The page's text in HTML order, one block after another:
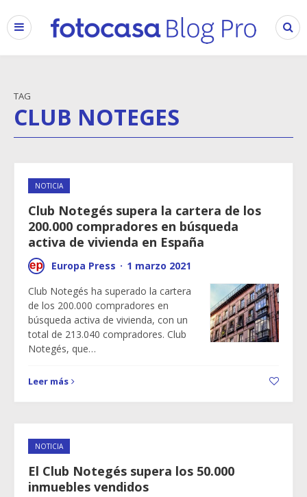
TAG
CLUB NOTEGES
NOTICIA
Club Notegés supera la cartera de los
200.000 compradores en búsqueda
activa de vivienda en España
Europa Press · 1 marzo 2021
Club Notegés ha superado la cartera
de los 200.000 compradores en
búsqueda activa de vivienda, con un
total de 213.040 compradores. Club
Notegés, que…
Leer más
NOTICIA
El Club Notegés supera los 50.000
inmuebles vendidos